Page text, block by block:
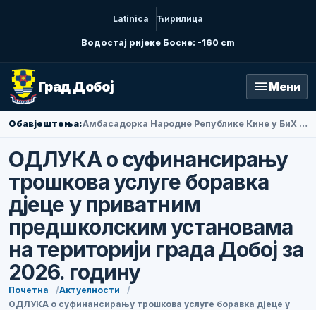
Latinica Ћирилица
Водостај ријеке Босне: -160 cm
Град Добој menu Мени
Обавјештења: Амбасадорка Народне Републике Кине у БиХ Ли Фан посјетила Добој
ОДЛУКА о суфинансирању
трошкова услуге боравка
дјеце у приватним
предшколским установама
на територији града Добој за
2026. годину
Почетна
Актуелности
ОДЛУКА о суфинансирању трошкова услуге боравка дјеце у